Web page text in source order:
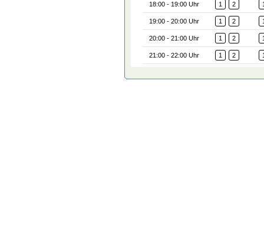
18:00 - 19:00 Uhr 1 2
19:00 - 20:00 Uhr 1 2
20:00 - 21:00 Uhr 1 2
21:00 - 22:00 Uhr 1 2